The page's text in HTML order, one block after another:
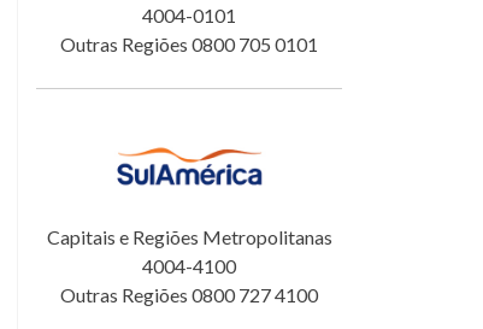
4004-0101
Outras Regiões 0800 705 0101
Capitais e Regiões Metropolitanas
4004-4100
Outras Regiões 0800 727 4100